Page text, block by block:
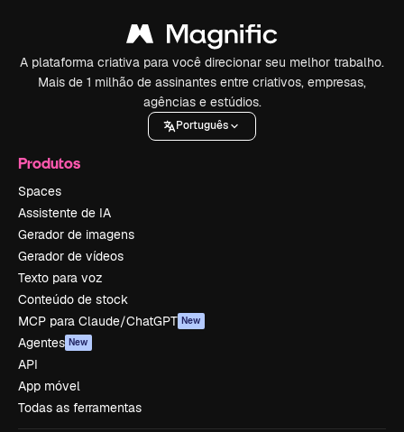
A plataforma criativa para você direcionar seu melhor trabalho.
Mais de 1 milhão de assinantes entre criativos, empresas,
agências e estúdios.
Português
Produtos
Spaces
Assistente de IA
Gerador de imagens
Gerador de vídeos
Texto para voz
Conteúdo de stock
MCP para Claude/ChatGPT New
Agentes New
API
App móvel
Todas as ferramentas